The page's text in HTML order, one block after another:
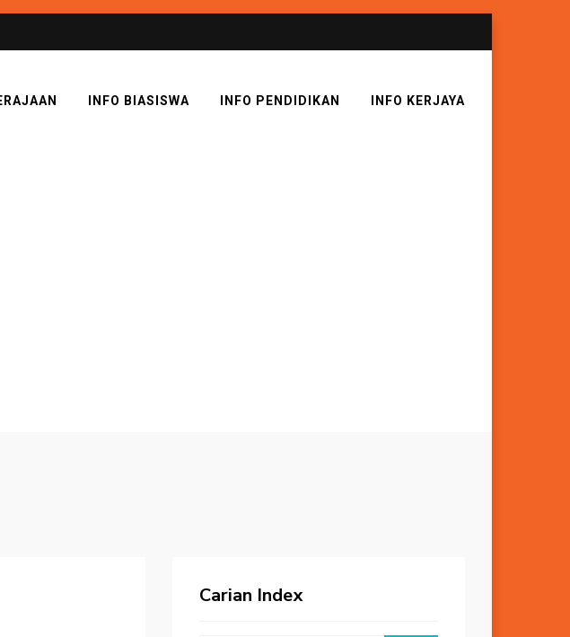
INFO BIASISWA INFO PENDIDIKAN INFO KERJAYA
Carian Index